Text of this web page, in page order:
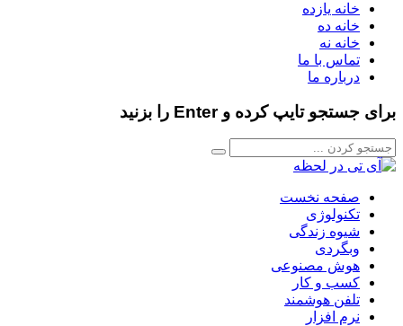
خانه یازده
خانه ده
خانه نه
تماس با ما
درباره ما
برای جستجو تایپ کرده و Enter را بزنید
صفحه نخست
تکنولوژی
شیوه زندگی
وبگردی
هوش مصنوعی
کسب و کار
تلفن هوشمند
نرم افزار